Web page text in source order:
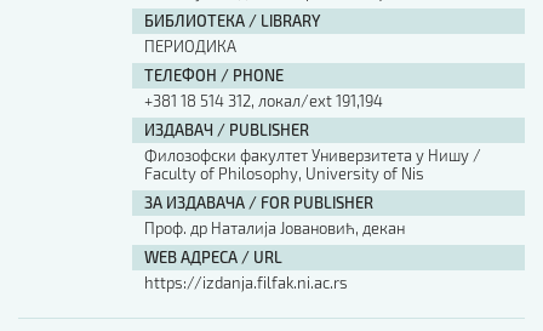
АУТОР / AUTHOR
БИБЛИОТЕКА / LIBRARY
ПЕРИОДИКА
ТЕЛЕФОН / PHONE
+381 18 514 312, локал/ext 191,194
ИЗДАВАЧ / PUBLISHER
Филозофски факултет Универзитета у Нишу /
Faculty of Philosophy, University of Nis
ЗА ИЗДАВАЧА / FOR PUBLISHER
Проф. др Наталија Јовановић, декан
WEB АДРЕСА / URL
https://izdanja.filfak.ni.ac.rs